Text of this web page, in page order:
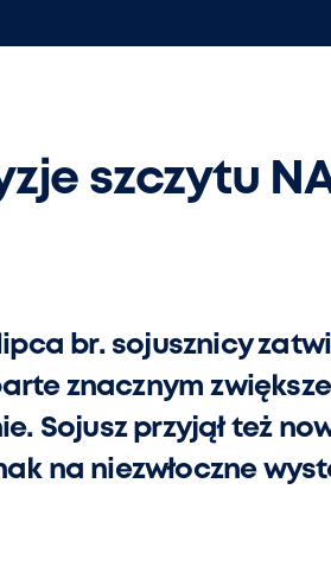
szczytu
lipca br. sojusznicy
znacznym
Sojusz przyjął też
na niezwłoczne